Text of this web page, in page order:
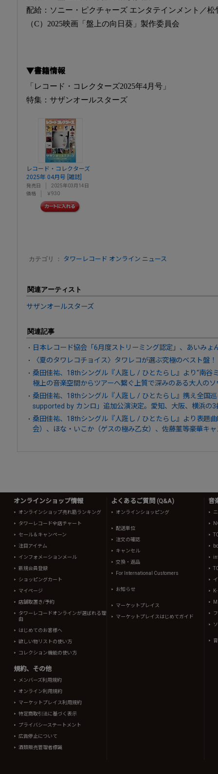
配給：ソニー・ピクチャーズ エンタテインメント／松
（C）2025映画「盤上の向日葵」製作委員会
▼書籍情報
「レコード・コレクターズ2025年4月号」
特集：サザンオールスターズ
レコード・コレクターズ
2025年 04月号 [雑誌]
発売日
2025年03月14日
価格
￥930
カテゴリ ： タワーレコード オンライン ニュース
関連アーティスト
サザンオールスターズ
関連記事
日本レコード協会「6月度ストリーミング認定」、あいみょ
〈夏のタワレコチョイス〉タワレコが選ぶ究極のベスト盤！
桑田佳祐、18thシングル『人誑し / ひとたらし』より“南谷
極上の音楽空間からツアーへ繋ぐ上質で深みのある大人の
桑田佳祐、18thシングル『人誑し / ひとたらし』携え全国
supported by カンロ」追加公演決定。愛知、大阪、横浜の
桑田佳祐、18thシングル『人誑し / ひとたらし』より表題
会）、ほな・いこか（ゲスの極み乙女）、佐藤菫等豪華キ
オンラインショップ情報
オンラインショップ売れ筋ランキング
タワーレコード全店チャート
セール＆キャンペーン
注目アイテム
インフォメーションメール
新規会員登録
ショッピングカート
マイページ
店舗取置き/予約
タワーレコードオンラインが選ばれる理
由
はじめてのお客様へ
欲しい物リストの使い方
コレクション機能の使い方
規約、その他
メンバーズ利用規約
オンライン利用規約
マーケットプレイス利用規約
特定商取引法に基づく表示
プライバシーステートメント
広告停止について
酒類販売管理者標識
よくあるご質問 (Q&A)
オンラインショッピング
配送単位
注文の確認
キャンセル
交換・返品
For International Customers
お知らせ
マーケットプレイス
マーケットプレイスはじめてガイド
音